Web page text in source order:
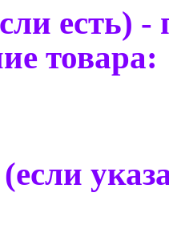
есть)
товара: